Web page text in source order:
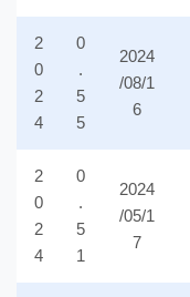
2
0
2
4
0
.
5
5
2024
/08/1
6
2
0
2
4
0
.
5
1
2024
/05/1
7